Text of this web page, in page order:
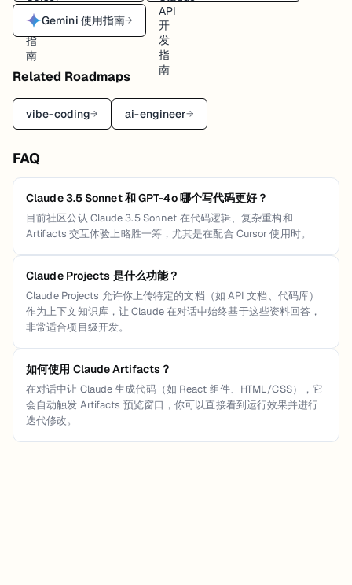
Gemini 使用指南→
Related Roadmaps
vibe-coding→ ai-engineer→
FAQ
Claude 3.5 Sonnet 和 GPT-4o 哪个写代码更好？
目前社区公认 Claude 3.5 Sonnet 在代码逻辑、复杂重构和
Artifacts 交互体验上略胜一筹，尤其是在配合 Cursor 使用时。
Claude Projects 是什么功能？
Claude Projects 允许你上传特定的文档（如 API 文档、代码库）
作为上下文知识库，让 Claude 在对话中始终基于这些资料回答，
非常适合项目级开发。
如何使用 Claude Artifacts？
在对话中让 Claude 生成代码（如 React 组件、HTML/CSS），它
会自动触发 Artifacts 预览窗口，你可以直接看到运行效果并进行
迭代修改。